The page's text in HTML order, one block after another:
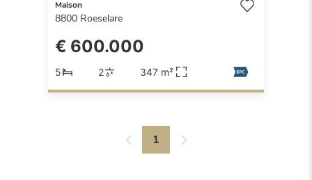
Maison
8800 Roeselare
€ 600.000
5 2 347 m²
1